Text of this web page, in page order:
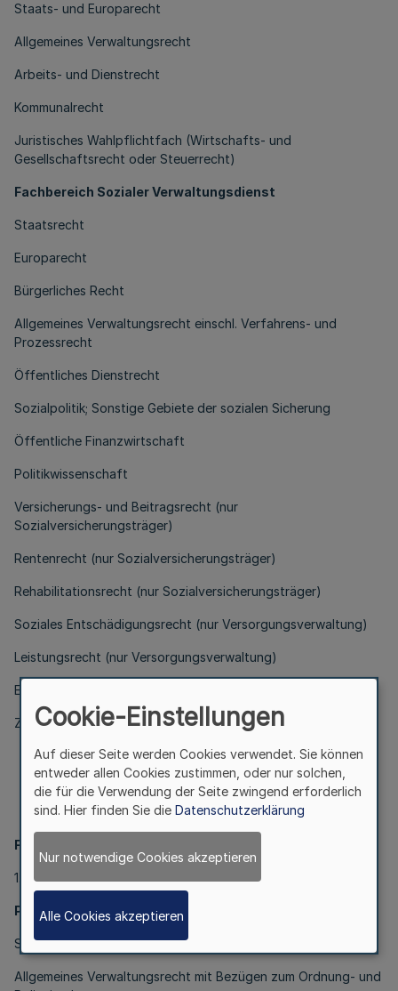
Staats- und Europarecht
Allgemeines Verwaltungsrecht
Arbeits- und Dienstrecht
Kommunalrecht
Juristisches Wahlpflichtfach (Wirtschafts- und
Gesellschaftsrecht oder Steuerrecht)
Fachbereich Sozialer Verwaltungsdienst
Staatsrecht
Europarecht
Bürgerliches Recht
Allgemeines Verwaltungsrecht einschl. Verfahrens- und
Prozessrecht
Öffentliches Dienstrecht
Sozialpolitik; Sonstige Gebiete der sozialen Sicherung
Öffentliche Finanzwirtschaft
Politikwissenschaft
Versicherungs- und Beitragsrecht (nur
Sozialversicherungsträger)
Rentenrecht (nur Sozialversicherungsträger)
Rehabilitationsrecht (nur Sozialversicherungsträger)
Soziales Entschädigungsrecht (nur Versorgungsverwaltung)
Leistungsrecht (nur Versorgungsverwaltung)
Erziehungsgeldrecht (nur Versorgungsverwaltung)
Zuwendungsrecht (nur Versorgungsverwaltung)
Übersicht
über die in der Laufbahnprüfung
zu berücksichtigenden schriftlichen und mündlichen
Fächer
Fachbereich Staatlicher Verwaltungsdienst
1. Allgemeiner Verwaltungsdienst im Lande
Pflichtfächer
Staatsrecht mit Bezügen zum Verwaltungsrecht
Allgemeines Verwaltungsrecht mit Bezügen zum Ordnung- und
Cookie-Einstellungen
Auf dieser Seite werden Cookies verwendet. Sie können
entweder allen Cookies zustimmen, oder nur solchen,
die für die Verwendung der Seite zwingend erforderlich
sind. Hier finden Sie die Datenschutzerklärung
Nur notwendige Cookies akzeptieren
Alle Cookies akzeptieren